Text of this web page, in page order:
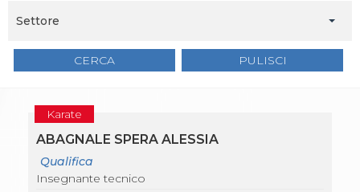
Attività Didattica
News
Attività Didattica
Settore
CERCA PULISCI
Karate
ABAGNALE SPERA ALESSIA
Qualifica
Insegnante tecnico